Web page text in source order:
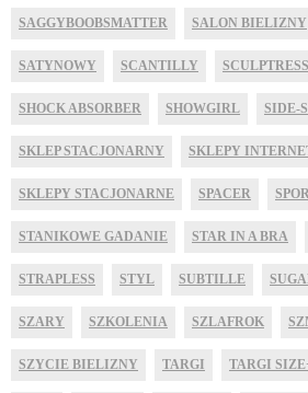
SAGGYBOOBSMATTER SALON BIELIZNY
SATYNOWY SCANTILLY
SHOCK ABSORBER SHOWGIRL SIDE-
SKLEP STACJONARNY SKLEPY
SKLEPY STACJONARNE SPACER
STANIKOWE GADANIE STAR IN A BRA
STRAPLESS STYL SUBTILLE
SZARY SZKOLENIA SZLAFROK
SZYCIE BIELIZNY TARGI TARGI